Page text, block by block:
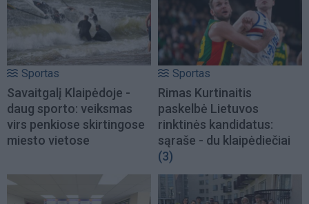
Sportas
Savaitgalį Klaipėdoje -
daug sporto: veiksmas
virs penkiose skirtingose
miesto vietose
Sportas
Rimas Kurtinaitis
paskelbė Lietuvos
rinktinės kandidatus:
sąraše - du klaipėdiečiai
(3)